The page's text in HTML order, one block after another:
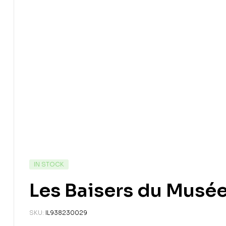
IN STOCK
Les Baisers du
SKU: IL938230029